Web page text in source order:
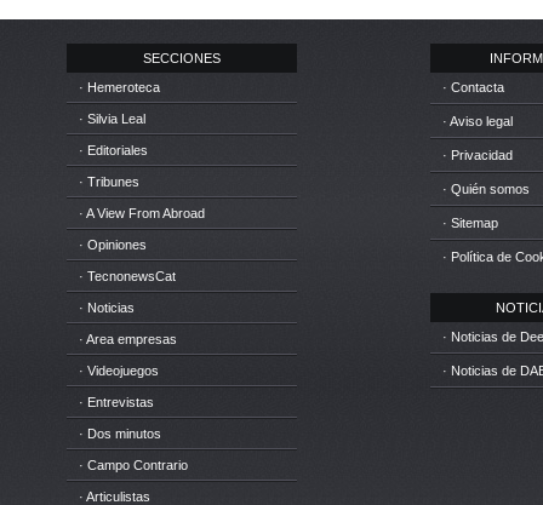
SECCIONES
· Hemeroteca
· Silvia Leal
· Editoriales
· Tribunes
· A View From Abroad
· Opiniones
· TecnonewsCat
· Noticias
· Area empresas
· Videojuegos
· Entrevistas
· Dos minutos
· Campo Contrario
· Articulistas
· Contacta
· Aviso legal
· Privacidad
· Quién somos
· Sitemap
· Política de
· Noticias de
· Noticias de